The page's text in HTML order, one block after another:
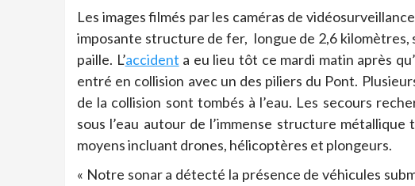
Les images filmés par les caméras de
imposante structure de fer, longue de 2,6
paille. L’accident a eu lieu tôt ce mardi matin après
entré en collision avec un des piliers du Pont.
de la collision sont tombés à l’eau. Les secours
sous l’eau autour de l’immense structure
moyens incluant drones, hélicoptères et plongeurs.
« Notre sonar a détecté la présence de véhicules